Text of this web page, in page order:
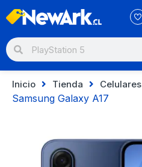
Inicio Tienda Celulares
Samsung Galaxy A17